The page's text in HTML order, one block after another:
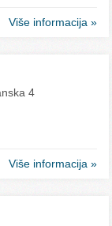
Više informacija »
4
Više informacija »